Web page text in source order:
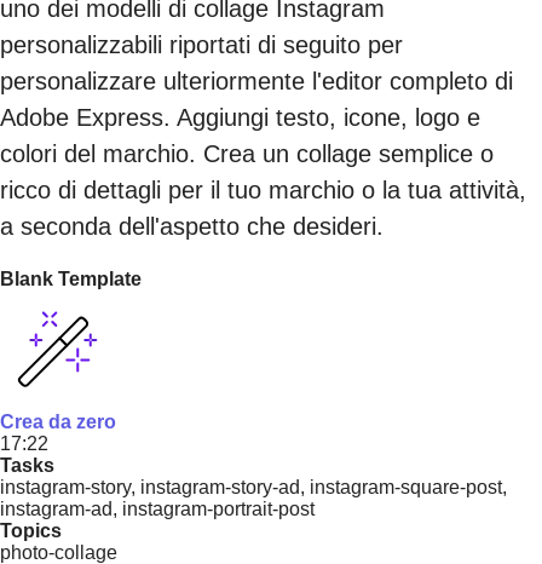
uno dei modelli di collage Instagram
personalizzabili riportati di seguito per
personalizzare ulteriormente l'editor completo di
Adobe Express. Aggiungi testo, icone, logo e
colori del marchio. Crea un collage semplice o
ricco di dettagli per il tuo marchio o la tua attività,
a seconda dell'aspetto che desideri.
Blank Template
Crea da zero
17:22
Tasks
instagram-story, instagram-story-ad, instagram-square-post,
instagram-ad, instagram-portrait-post
Topics
photo-collage